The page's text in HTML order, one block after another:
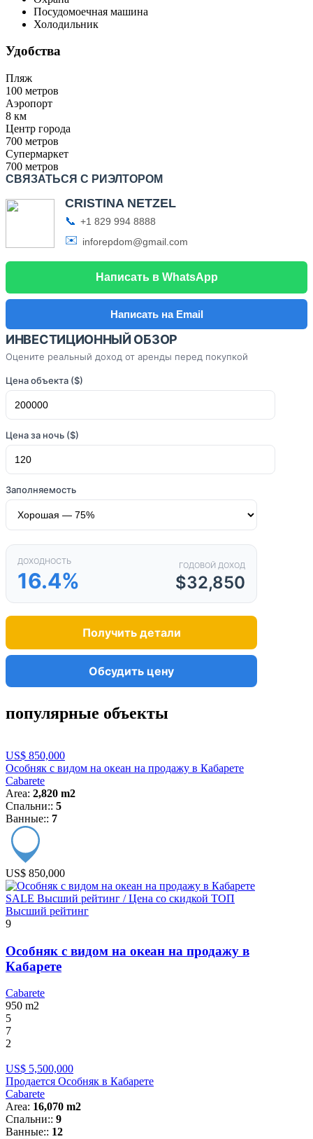
Посудомоечная машина
Холодильник
Удобства
Пляж
100 метров
Аэропорт
8 км
Центр города
700 метров
Супермаркет
700 метров
СВЯЗАТЬСЯ С РИЭЛТОРОМ
CRISTINA NETZEL
📞 +1 829 994 8888
✉️ inforepdom@gmail.com
Написать в WhatsApp
Написать на Email
ИНВЕСТИЦИОННЫЙ ОБЗОР
Оцените реальный доход от аренды перед покупкой
Цена объекта ($)
Цена за ночь ($)
Заполняемость
ДОХОДНОСТЬ
16.4%
ГОДОВОЙ ДОХОД
$32,850
Получить детали
Обсудить цену
популярные объекты
US$ 850,000
Особняк с видом на океан на продажу в Кабарете
Cabarete
Area: 2,820 m2
Спальни:: 5
Ванные:: 7
US$ 850,000
SALE Высший рейтинг / Цена со скидкой ТОП
Высший рейтинг
9
Особняк с видом на океан на продажу в
Кабарете
Cabarete
950 m2
5
7
2
US$ 5,500,000
Продается Особняк в Кабарете
Cabarete
Area: 16,070 m2
Спальни:: 9
Ванные:: 12